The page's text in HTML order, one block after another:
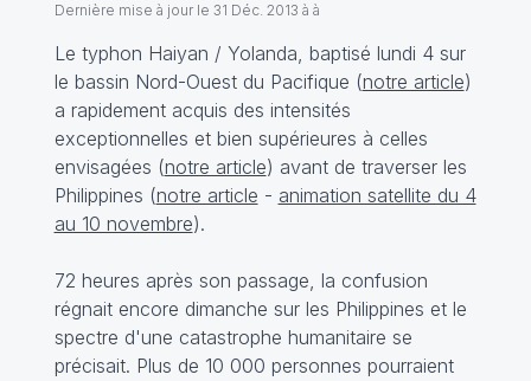
Dernière mise à jour le 31 Déc. 2013 à à
Le typhon Haiyan / Yolanda, baptisé lundi 4 sur
le bassin Nord-Ouest du Pacifique (notre article)
a rapidement acquis des intensités
exceptionnelles et bien supérieures à celles
envisagées (notre article) avant de traverser les
Philippines (notre article - animation satellite du 4
au 10 novembre).
72 heures après son passage, la confusion
régnait encore dimanche sur les Philippines et le
spectre d'une catastrophe humanitaire se
précisait. Plus de 10 000 personnes pourraient